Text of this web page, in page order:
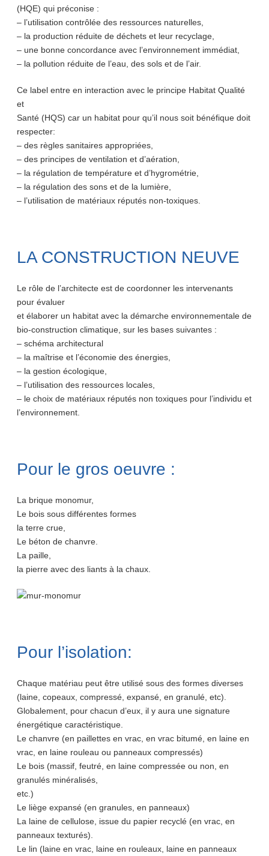
(HQE) qui préconise :
– l’utilisation contrôlée des ressources naturelles,
– la production réduite de déchets et leur recyclage,
– une bonne concordance avec l’environnement immédiat,
– la pollution réduite de l’eau, des sols et de l’air.
Ce label entre en interaction avec le principe Habitat Qualité
et
Santé (HQS) car un habitat pour qu’il nous soit bénéfique doit
respecter:
– des règles sanitaires appropriées,
– des principes de ventilation et d’aération,
– la régulation de température et d’hygrométrie,
– la régulation des sons et de la lumière,
– l’utilisation de matériaux réputés non-toxiques.
LA CONSTRUCTION NEUVE
Le rôle de l’architecte est de coordonner les intervenants
pour évaluer
et élaborer un habitat avec la démarche environnementale de
bio-construction climatique, sur les bases suivantes :
– schéma architectural
– la maîtrise et l’économie des énergies,
– la gestion écologique,
– l’utilisation des ressources locales,
– le choix de matériaux réputés non toxiques pour l’individu et
l’environnement.
Pour le gros oeuvre :
La brique monomur,
Le bois sous différentes formes
la terre crue,
Le béton de chanvre.
La paille,
la pierre avec des liants à la chaux.
Pour l’isolation:
Chaque matériau peut être utilisé sous des formes diverses
(laine, copeaux, compressé, expansé, en granulé, etc).
Globalement, pour chacun d’eux, il y aura une signature
énergétique caractéristique.
Le chanvre (en paillettes en vrac, en vrac bitumé, en laine en
vrac, en laine rouleau ou panneaux compressés)
Le bois (massif, feutré, en laine compressée ou non, en
granulés minéralisés,
etc.)
Le liège expansé (en granules, en panneaux)
La laine de cellulose, issue du papier recyclé (en vrac, en
panneaux texturés).
Le lin (laine en vrac, laine en rouleaux, laine en panneaux